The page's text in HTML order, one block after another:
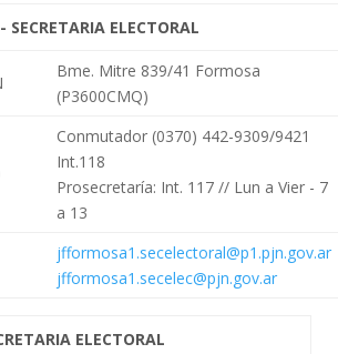
SECRETARIA ELECTORAL
Bme. Mitre 839/41 Formosa
(P3600CMQ)
Conmutador (0370) 442-9309/9421
Int.118
Prosecretaría: Int. 117 // Lun a Vier - 7
a 13
jfformosa1.secelectoral@p1.pjn.gov.ar
jfformosa1.secelec@pjn.gov.ar
ELECTORAL